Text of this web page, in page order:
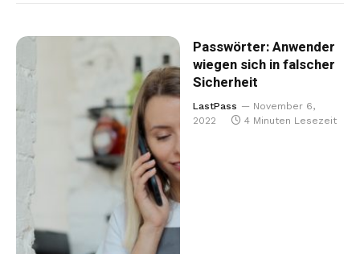
Passwörter: Anwender
wiegen sich in falscher
Sicherheit
LastPass
November 6,
2022
4 Minuten Lesezeit